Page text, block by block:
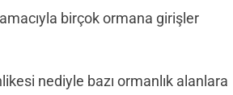
birçok ormana girişler
nediyle bazı ormanlık alanlara